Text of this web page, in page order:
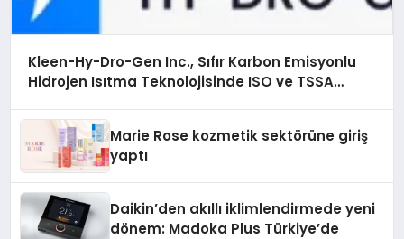
Kleen-Hy-Dro-Gen Inc., Sıfır Karbon Emisyonlu
Hidrojen Isıtma Teknolojisinde ISO ve TSSA
Marie Rose kozmetik sektörüne giriş
yaptı
Daikin’den akıllı iklimlendirmede yeni
dönem: Madoka Plus Türkiye’de